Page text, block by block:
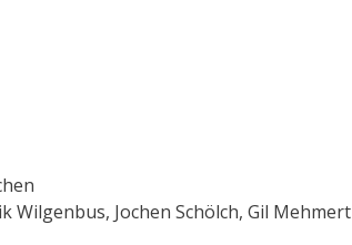
Heilbronn,
Wilgenbus, Jochen Schölch, Gil Mehmert